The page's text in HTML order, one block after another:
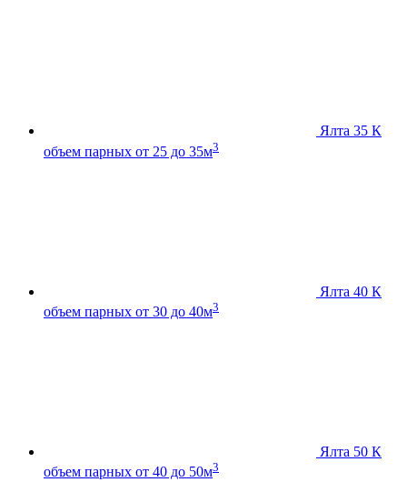
Ялта 35 К
объем парных от 25 до 35м3
Ялта 40 К
объем парных от 30 до 40м3
Ялта 50 К
объем парных от 40 до 50м3